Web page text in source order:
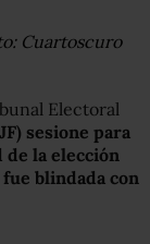
Cuartoscuro
Electoral
sesione para
la elección
blindada con